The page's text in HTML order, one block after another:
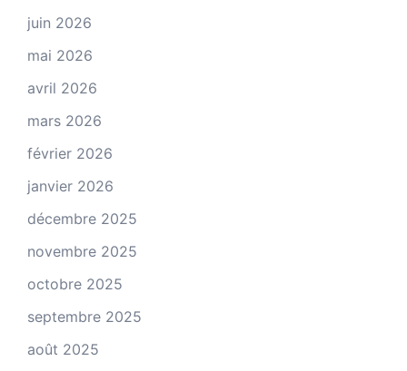
juin 2026
mai 2026
avril 2026
mars 2026
février 2026
janvier 2026
décembre 2025
novembre 2025
octobre 2025
septembre 2025
août 2025